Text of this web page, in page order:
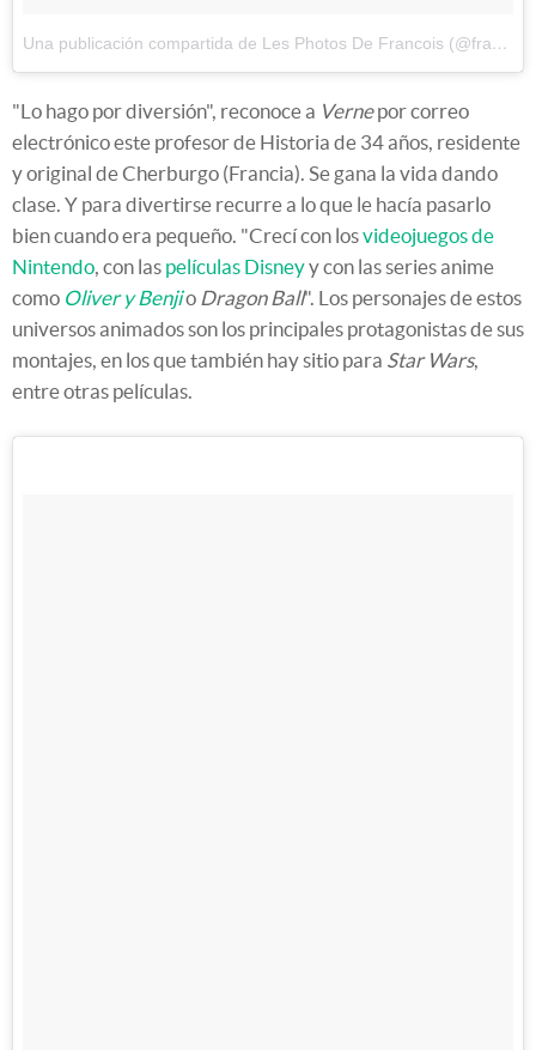
Una publicación compartida de Les Photos De Francois (@francoisdourlen)
"Lo hago por diversión", reconoce a Vernepor correo
electrónico este profesor de Historia de 34 años, residente
y original de Cherburgo (Francia). Se gana la vida dando
clase. Y para divertirse recurre a lo que le hacía pasarlo
bien cuando era pequeño. "Crecí con losvideojuegos de
Nintendo, con las películas Disneyy con las series anime
como Oliver y Benjio Dragon Ball". Los personajes de estos
universos animados son los principales protagonistas de sus
montajes, en los que también hay sitio para Star Wars,
entre otras películas.